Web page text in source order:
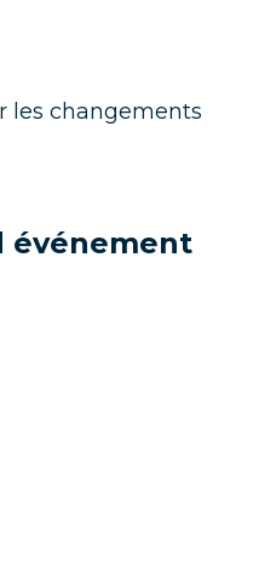
les changements
événement